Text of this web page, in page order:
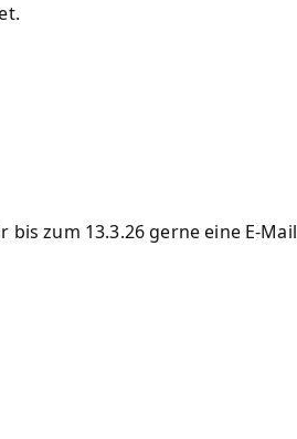
zum 13.3.26 gerne eine E-Mail